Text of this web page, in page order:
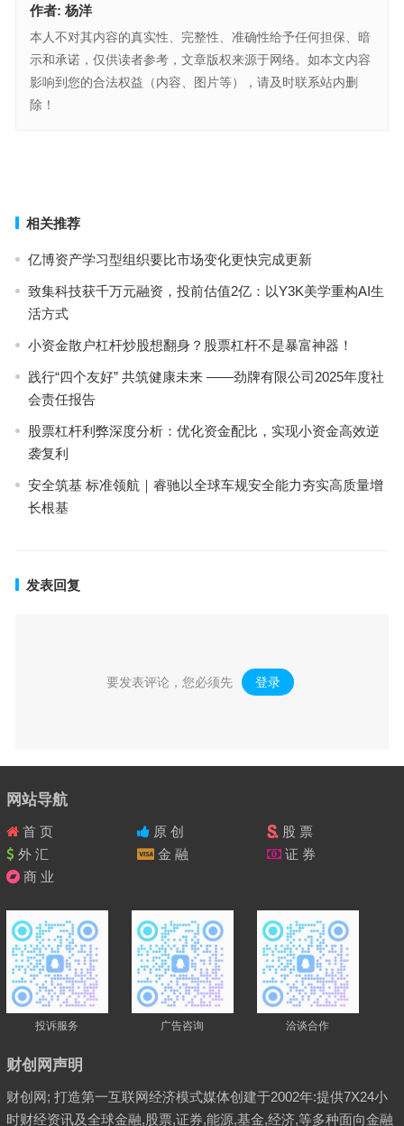
作者: 杨洋
本人不对其内容的真实性、完整性、准确性给予任何担保、暗
示和承诺，仅供读者参考，文章版权来源于网络。如本文内容
影响到您的合法权益（内容、图片等），请及时联系站内删
除！
相关推荐
亿博资产学习型组织要比市场变化更快完成更新
致集科技获千万元融资，投前估值2亿：以Y3K美学重构AI生
活方式
小资金散户杠杆炒股想翻身？股票杠杆不是暴富神器！
践行“四个友好” 共筑健康未来 ——劲牌有限公司2025年度社
会责任报告
股票杠杆利弊深度分析：优化资金配比，实现小资金高效逆
袭复利
安全筑基 标准领航｜睿驰以全球车规安全能力夯实高质量增
长根基
发表回复
要发表评论，您必须先 登录 。
网站导航
首 页 原 创
股 票
外 汇
金 融
证 券
商 业
投诉服务 广告咨询 洽谈合作
财创网声明
财创网; 打造第一互联网经济模式媒体创建于2002年:提供7X24小
时财经资讯及全球金融,股票,证券,能源,基金,经济,等多种面向金融